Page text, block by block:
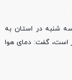
سه شنبه در استان به
است، گفت: دمای هوا